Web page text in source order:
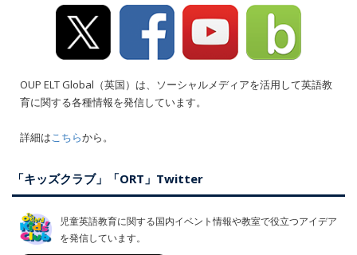
OUP ELT Global（英国）は、ソーシャルメディアを活用して英語教
育に関する各種情報を発信しています。
詳細はこちらから。
「キッズクラブ」「ORT」Twitter
児童英語教育に関する国内イベント情報や教室で役立つアイデア
を発信しています。